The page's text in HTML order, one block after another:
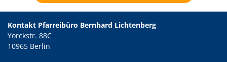
Kontakt Pfarreibüro Bernhard Lichtenberg
Yorckstr. 88C
10965 Berlin